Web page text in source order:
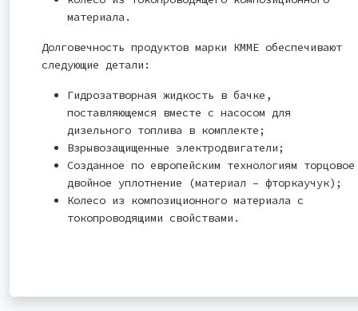
материала.
Долговечность продуктов марки КММЕ обеспечивают
следующие детали:
Гидрозатворная жидкость в бачке,
поставляющемся вместе с насосом для
дизельного топлива в комплекте;
Взрывозащищенные электродвигатели;
Созданное по европейским технологиям торцовое
двойное уплотнение (материал – фторкаучук);
Колесо из композиционного материала с
токопроводящими свойствами.